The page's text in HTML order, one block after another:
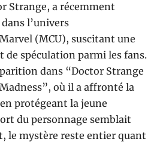
Strange, a récemment
l’univers
(MCU), suscitant une
de spéculation parmi les fans.
dans “Doctor Strange
où il a affronté la
protégeant la jeune
du personnage semblait
le mystère reste entier quant